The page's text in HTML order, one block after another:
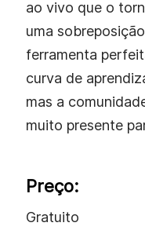
ao vivo que o
uma
ferramenta
curva de
mas a
muito presente
Preço:
Gratuito